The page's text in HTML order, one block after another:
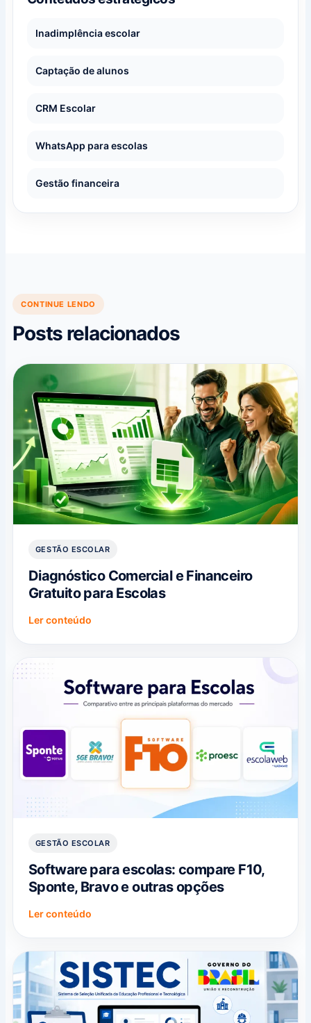
Inadimplência escolar
Captação de alunos
CRM Escolar
WhatsApp para escolas
Gestão financeira
CONTINUE LENDO
Posts relacionados
GESTÃO ESCOLAR
Diagnóstico Comercial e Financeiro
Gratuito para Escolas
Ler conteúdo
GESTÃO ESCOLAR
Software para escolas: compare F10,
Sponte, Bravo e outras opções
Ler conteúdo